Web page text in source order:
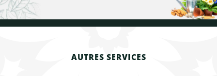
AUTRES SERVICES